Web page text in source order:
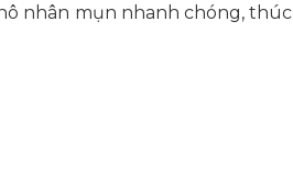
nhân mụn nhanh chóng, thúc